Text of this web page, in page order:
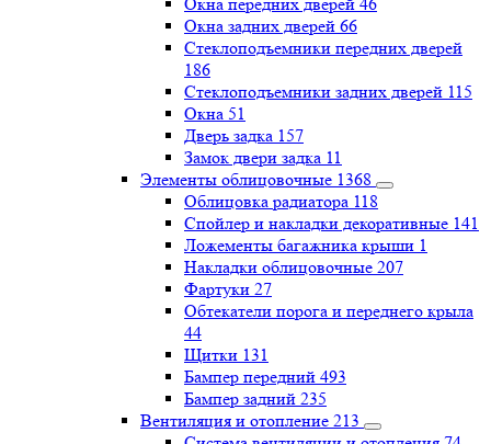
Окна задних дверей 66
Стеклоподъемники передних дверей
186
Стеклоподъемники задних дверей 115
Окна 51
Дверь задка 157
Замок двери задка 11
Элементы облицовочные 1368
Облицовка радиатора 118
Спойлер и накладки декоративные 141
Ложементы багажника крыши 1
Накладки облицовочные 207
Фартуки 27
Обтекатели порога и переднего крыла
44
Щитки 131
Бампер передний 493
Бампер задний 235
Вентиляция и отопление 213